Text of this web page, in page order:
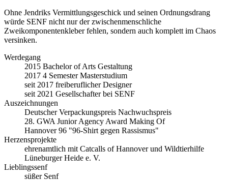
Ohne Jendriks Vermittlungsgeschick und seinen Ordnungsdrang
würde SENF nicht nur der zwischenmenschliche
Zweikomponentenkleber fehlen, sondern auch komplett im Chaos
versinken.
Werdegang
2015 Bachelor of Arts Gestaltung
2017 4 Semester Masterstudium
seit 2017 freiberuflicher Designer
seit 2021 Gesellschafter bei SENF
Auszeichnungen
Deutscher Verpackungspreis Nachwuchspreis
28. GWA Junior Agency Award Making Of
Hannover 96 "96-Shirt gegen Rassismus"
Herzensprojekte
ehrenamtlich mit Catcalls of Hannover und Wildtierhilfe
Lüneburger Heide e. V.
Lieblingssenf
süßer Senf